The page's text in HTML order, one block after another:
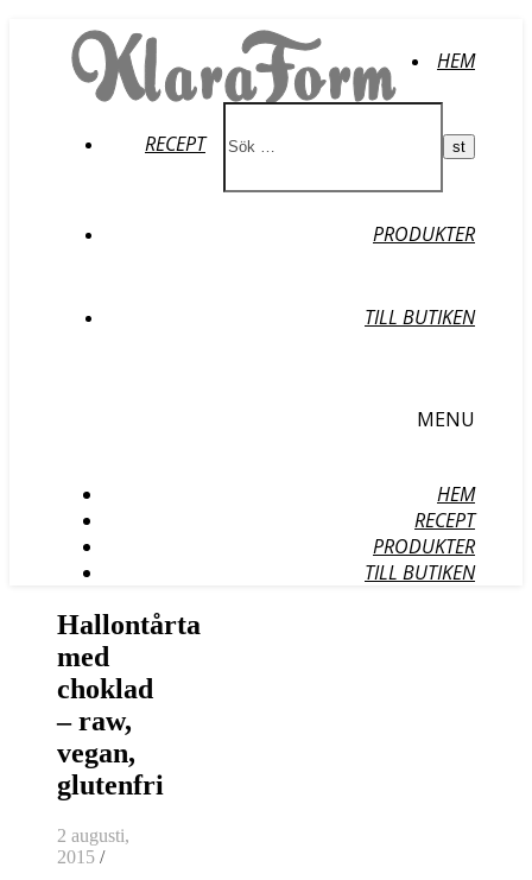
HEM
RECEPT
PRODUKTER
TILL BUTIKEN
MENU
HEM
RECEPT
PRODUKTER
TILL BUTIKEN
Hallontårta
med
choklad
– raw,
vegan,
glutenfri
2 augusti,
2015 /